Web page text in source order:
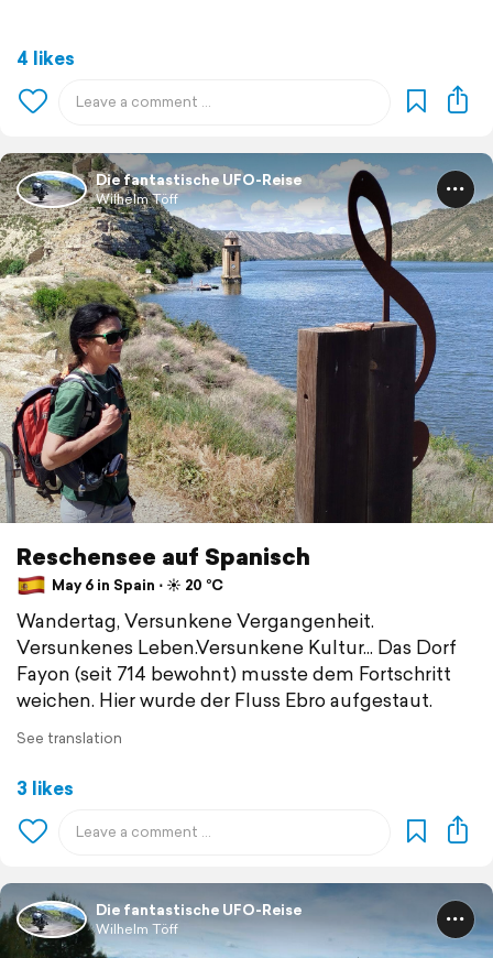
4 likes
Die fantastische UFO-Reise
Wilhelm Töff
Reschensee auf Spanisch
May 6 in Spain ⋅ ☀️ 20 °C
Wandertag, Versunkene Vergangenheit.
Versunkenes Leben.Versunkene Kultur... Das Dorf
Fayon (seit 714 bewohnt) musste dem Fortschritt
weichen. Hier wurde der Fluss Ebro aufgestaut.
See translation
3 likes
Die fantastische UFO-Reise
Wilhelm Töff